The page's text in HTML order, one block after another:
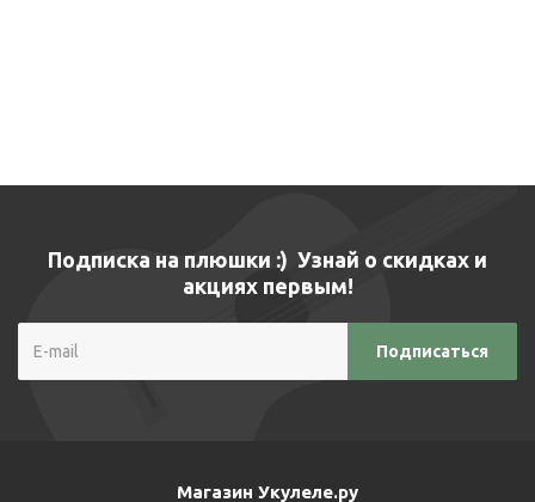
Подписка на плюшки :) Узнай о скидках и
акциях первым!
Магазин Укулеле.ру